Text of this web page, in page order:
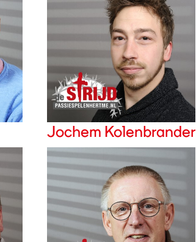
Jochem Kolenbrander